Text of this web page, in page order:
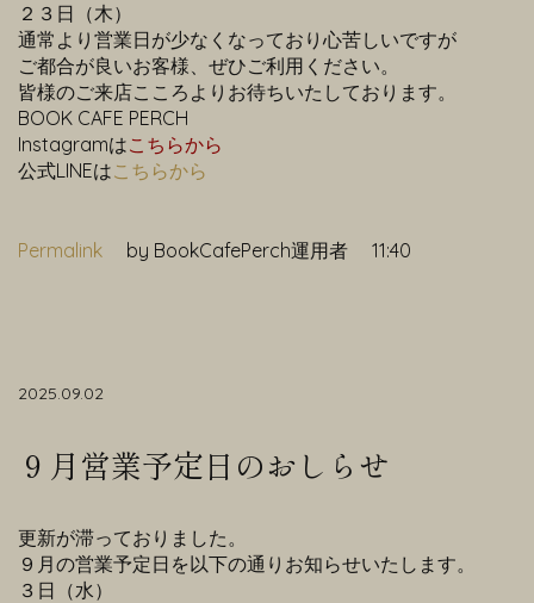
２３日（木）
通常より営業日が少なくなっており心苦しいですが
ご都合が良いお客様、ぜひご利用ください。
皆様のご来店こころよりお待ちいたしております。
BOOK CAFE PERCH
Instagramはこちらから
公式LINEはこちらから
Permalink by BookCafePerch運用者 11:40
2025.09.02
９月営業予定日のおしらせ
更新が滞っておりました。
９月の営業予定日を以下の通りお知らせいたします。
３日（水）